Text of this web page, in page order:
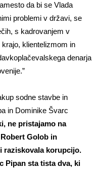
da bi se Vlada
problemi v državi, se
s kadrovanjem v
klientelizmom in
denarja
sodne stavbe in
in Dominike Švarc
ne pristajamo na
Golob in
raziskovala korupcijo.
Pipan sta tista dva, ki